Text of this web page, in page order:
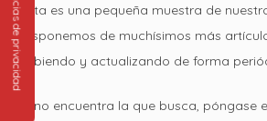
Esta es una pequeña muestra de
Disponemos de muchísimos más
subiendo y actualizando de forma
Si no encuentra la que busca, póngase